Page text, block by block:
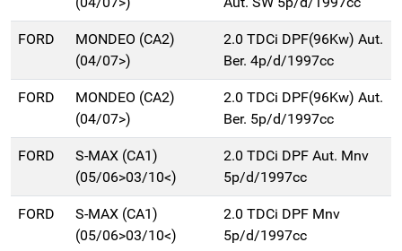
FORD
MONDEO (CA2)
(04/07>)
2.0 TDCi DPF(96Kw) Aut.
Ber. 4p/d/1997cc
FORD
MONDEO (CA2)
(04/07>)
2.0 TDCi DPF(96Kw) Aut.
Ber. 5p/d/1997cc
FORD
S-MAX (CA1)
(05/06>03/10<)
2.0 TDCi DPF Aut. Mnv
5p/d/1997cc
FORD
S-MAX (CA1)
(05/06>03/10<)
2.0 TDCi DPF Mnv
5p/d/1997cc